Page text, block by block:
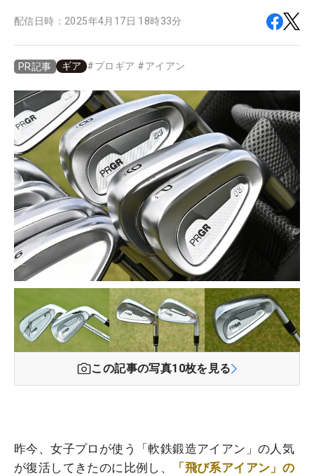
配信日時： 2025年4月17日 18時33分
PR記事 ギア #プロギア #アイアン
この記事の写真10枚を見る
昨今、女子プロが使う「軟鉄鍛造アイアン」の人気
が復活してきたのに比例し、
「飛び系アイアン」の